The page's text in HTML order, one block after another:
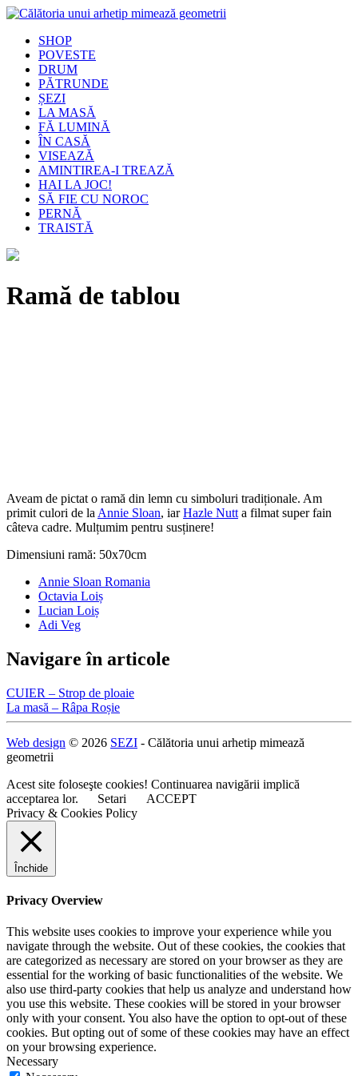
SHOP
POVESTE
DRUM
PĂTRUNDE
ȘEZI
LA MASĂ
FĂ LUMINĂ
ÎN CASĂ
VISEAZĂ
AMINTIREA-I TREAZĂ
HAI LA JOC!
SĂ FIE CU NOROC
PERNĂ
TRAISTĂ
Ramă de tablou
Aveam de pictat o ramă din lemn cu simboluri tradiționale. Am
primit culori de la Annie Sloan, iarHazle Nutt a filmat super fain
câteva cadre. Mulțumim pentru susținere!
Dimensiuni ramă: 50x70cm
Annie Sloan Romania
Octavia Loiș
Lucian Loiș
Adi Veg
Navigare în articole
CUIER – Strop de ploaie
La masă – Râpa Roșie
Web design © 2026 SEZI - Călătoria unui arhetip mimează
geometrii
Acest site foloseşte cookies! Continuarea navigării implică
acceptarea lor.
Setari
ACCEPT
Privacy & Cookies Policy
Închide
Privacy Overview
This website uses cookies to improve your experience while you
navigate through the website. Out of these cookies, the cookies that
are categorized as necessary are stored on your browser as they are
essential for the working of basic functionalities of the website. We
also use third-party cookies that help us analyze and understand how
you use this website. These cookies will be stored in your browser
only with your consent. You also have the option to opt-out of these
cookies. But opting out of some of these cookies may have an effect
on your browsing experience.
Necessary